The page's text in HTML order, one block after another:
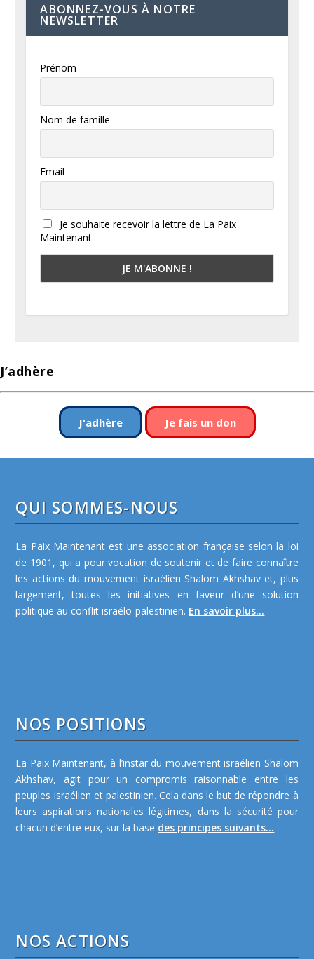
ABONNEZ-VOUS À NOTRE
NEWSLETTER
Prénom
Nom de famille
Email
Je souhaite recevoir la lettre de La Paix
Maintenant
J’adhère
J'adhère Je fais un don
QUI SOMMES-NOUS
La Paix Maintenant est une association française selon la loi
de 1901, qui a pour vocation de soutenir et de faire connaître
les actions du mouvement israélien Shalom Akhshav et, plus
largement, toutes les initiatives en faveur d’une solution
politique au conflit israélo-palestinien. En savoir plus...
NOS POSITIONS
La Paix Maintenant, à l’instar du mouvement israélien Shalom
Akhshav, agit pour un compromis raisonnable entre les
peuples israélien et palestinien. Cela dans le but de répondre à
leurs aspirations nationales légitimes, dans la sécurité pour
chacun d’entre eux, sur la base des principes suivants...
NOS ACTIONS